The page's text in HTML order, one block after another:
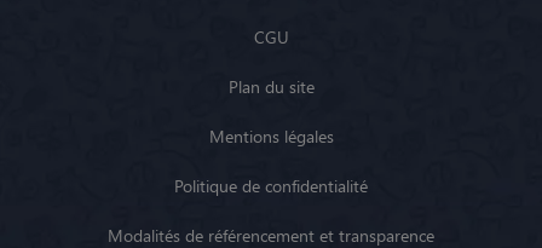
CGU
Plan du site
Mentions légales
Politique de confidentialité
Modalités de référencement et transparence